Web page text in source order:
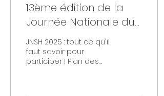
13ème édition de la
Journée Nationale du
Sport et du Handicap
2025 ( JSNH 2025 ): Des
ateliers sportifs au
JNSH 2025 : tout ce qu'il
faut savoir pour
participer ! Plan des